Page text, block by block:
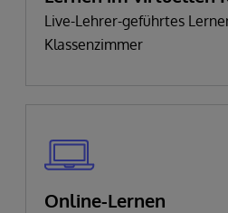
Live-Lehrer-geführtes
Klassenzimmer
Online-Lernen